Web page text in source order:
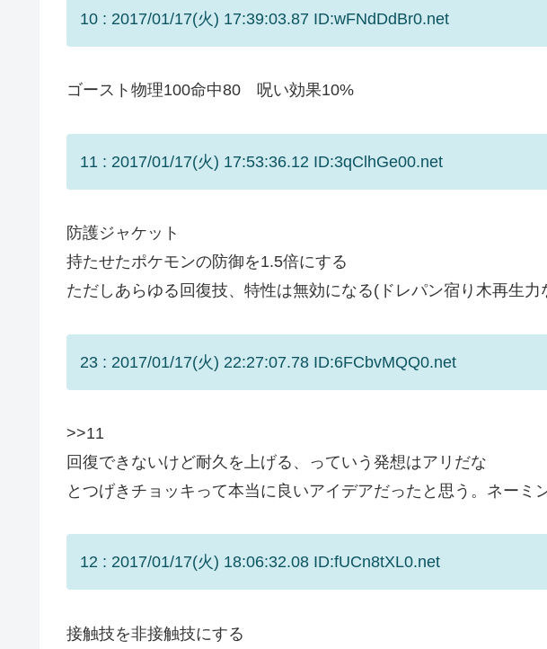
10 : 2017/01/17(火) 17:39:03.87 ID:wFNdDdBr0.net
ゴースト物理100命中80 呪い効果10%
11 : 2017/01/17(火) 17:53:36.12 ID:3qClhGe00.net
防護ジャケット
持たせたポケモンの防御を1.5倍にする
ただしあらゆる回復技、特性は無効になる(ドレパン宿り木再生力
23 : 2017/01/17(火) 22:27:07.78 ID:6FCbvMQQ0.net
>>11
回復できないけど耐久を上げる、っていう発想はアリだな
とつげきチョッキって本当に良いアイデアだったと思う。ネーミ
12 : 2017/01/17(火) 18:06:32.08 ID:fUCn8tXL0.net
接触技を非接触技にする